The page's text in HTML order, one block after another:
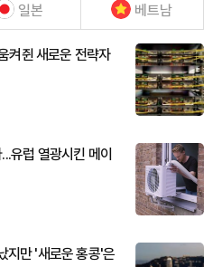
일본 베트남
켜쥔 새로운 전략자
유럽 열광시킨 메이
지만 '새로운 홍콩'은